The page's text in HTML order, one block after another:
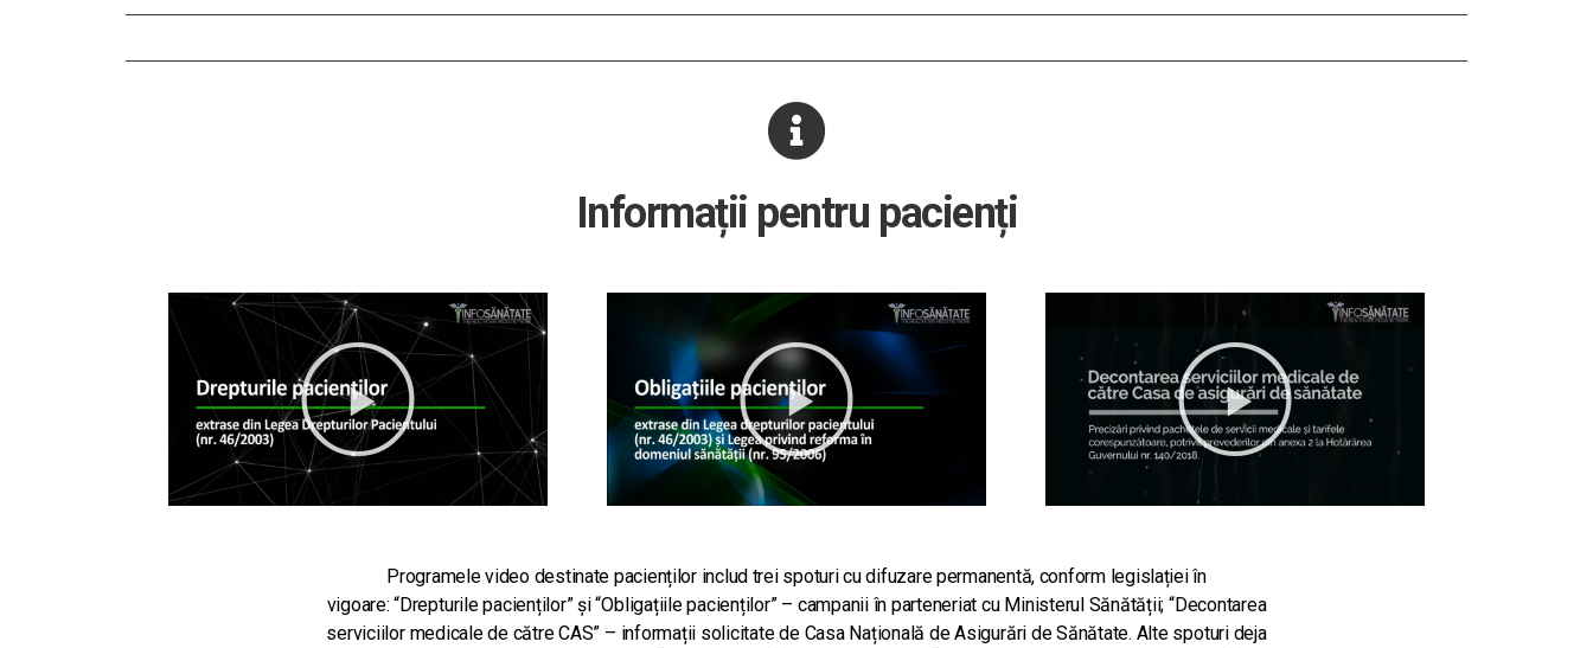
Informații pentru pacienți
Programele video destinate pacienților includ trei spoturi cu difuzare permanentă, conform legislației în
vigoare:“Drepturile pacienților” și “Obligațiile pacienților” – campanii în parteneriat cu Ministerul Sănătății; “Decontarea
serviciilor medicale de către CAS” – informații solicitate de Casa Națională de Asigurări de Sănătate. Alte spoturi deja